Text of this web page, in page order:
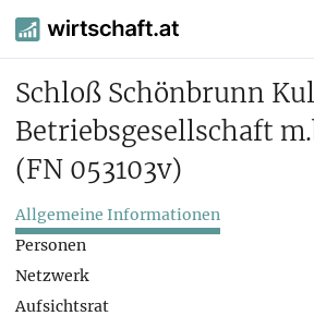
Schloß Schönbrunn
Betriebsgesellschaft
(FN 053103v)
Allgemeine Informationen
Personen
Netzwerk
Aufsichtsrat